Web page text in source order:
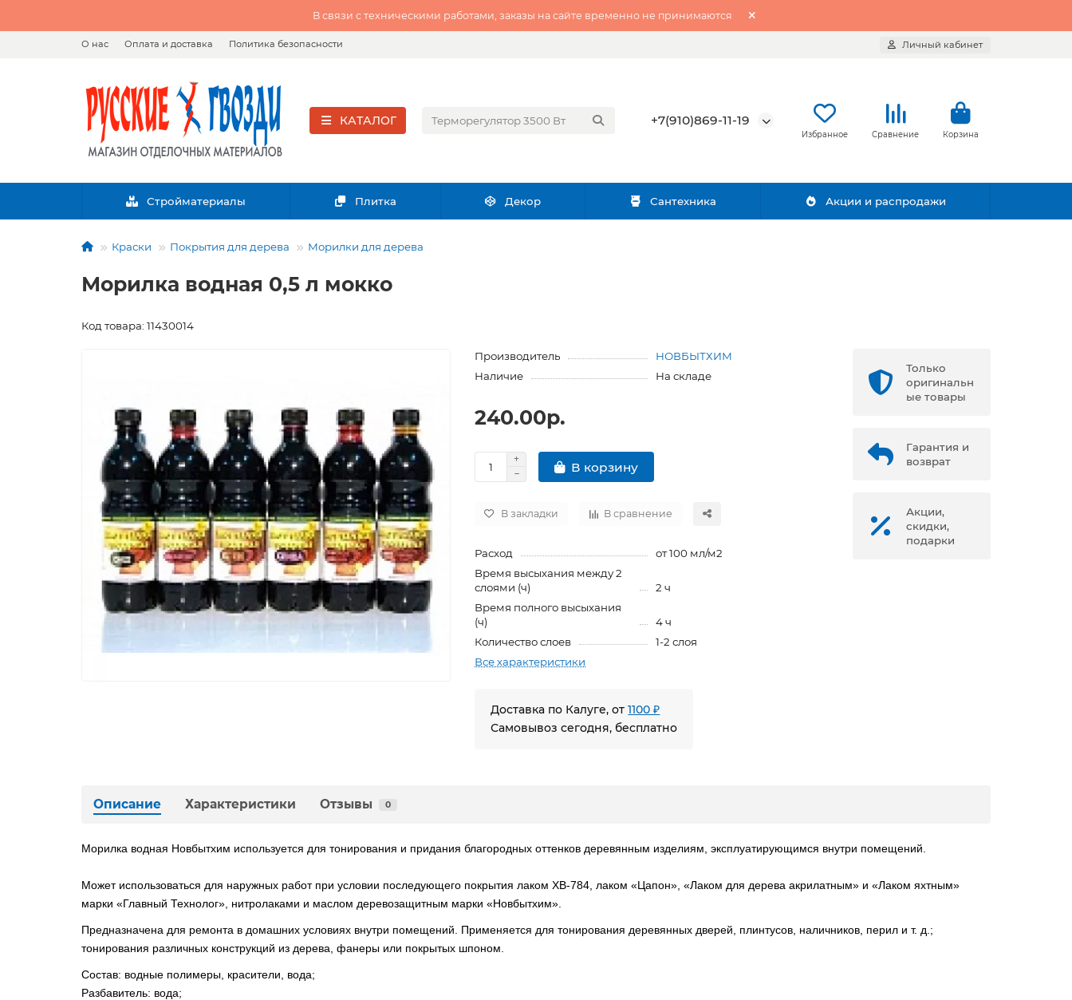
В связи с техническими работами, заказы на сайте временно не принимаются
О нас Оплата и доставка Политика безопасности Личный кабинет
КАТАЛОГ +7(910)869-11-19
Избранное Сравнение Корзина
Стройматериалы Плитка Декор Сантехника Акции и распродажи
Краски Покрытия для дерева Морилки для дерева
Морилка водная 0,5 л мокко
Код товара: 11430014
Производитель
НОВБЫТХИМ
Наличие
На складе
240.00р.
В корзину
В закладки В сравнение
Расход
от 100 мл/м2
Время высыхания между 2
слоями (ч)
2 ч
Время полного высыхания
(ч)
4 ч
Количество слоев
1-2 слоя
Все характеристики
Доставка по Калуге, от1100 ₽
Самовывоз сегодня, бесплатно
Только
оригинальн
ые товары
Гарантия и
возврат
Акции,
скидки,
подарки
Описание Характеристики Отзывы 0
Морилка водная Новбытхим используется для тонирования и придания благородных оттенков деревянным изделиям, эксплуатирующимся внутри помещений.
Может использоваться для наружных работ при условии последующего покрытия лаком ХВ-784, лаком «Цапон», «Лаком для дерева акрилатным» и «Лаком яхтным»
марки «Главный Технолог», нитролаками и маслом деревозащитным марки «Новбытхим».
Предназначена для ремонта в домашних условиях внутри помещений. Применяется для тонирования деревянных дверей, плинтусов, наличников, перил и т. д.;
тонирования различных конструкций из дерева, фанеры или покрытых шпоном.
Состав: водные полимеры, красители, вода;
Разбавитель: вода;